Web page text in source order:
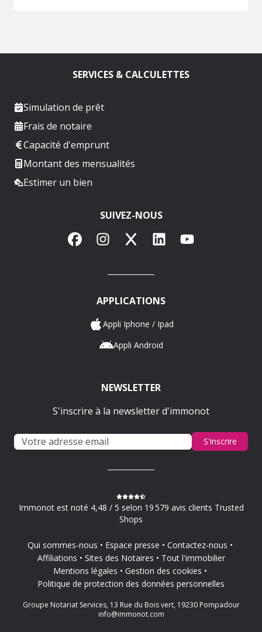
SERVICES & CALCULETTES
Simulation de prêt
Frais de notaire
Capacité d'emprunt
Montant des mensualités
Estimer un bien
SUIVEZ-NOUS
FacebookInstagram
X LinkedInYouTube
APPLICATIONS
Appli Iphone / Ipad
Appli Android
NEWSLETTER
S'inscrire à la newsletter d'immonot
S'inscrire
Immonot est noté 4,48 / 5 selon 19 579 avis clients Trusted
Shops
Qui sommes-nous Espace presse
Contactez-nous
Affiliations
Sites des Notaires
Tout l'immobilier
Mentions légales
Gestion des cookies
Politique de protection des données personnelles
Groupe Notariat Services, 13 Rue du Bois vert, 19230 Pompadour
info@immonot.com